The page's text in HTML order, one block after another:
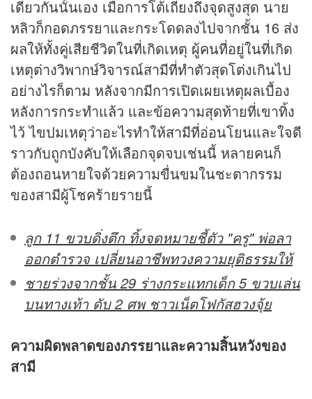
เดียวกันนั้นเอง เมื่อการโต้เถียงถึงจุดสูงสุด นาย
หลิวก็กอดภรรยาและกระโดดลงไปจากชั้น 16 ส่ง
ผลให้ทั้งคู่เสียชีวิตในที่เกิดเหตุ ผู้คนที่อยู่ในที่เกิด
เหตุต่างวิพากษ์วิจารณ์สามีที่ทำตัวสุดโต่งเกินไป
อย่างไรก็ตาม หลังจากมีการเปิดเผยเหตุผลเบื้อง
หลังการกระทำแล้ว และข้อความสุดท้ายที่เขาทิ้ง
ไว้ ไขปมเหตุว่าอะไรทำให้สามีที่อ่อนโยนและใจดี
ราวกับถูกบังคับให้เลือกจุดจบเช่นนี้ หลายคนก็
ต้องถอนหายใจด้วยความขื่นขมในชะตากรรม
ของสามีผู้โชคร้ายรายนี้
ลูก 11 ขวบดิ่งตึก ทิ้งจดหมายชี้ตัว "ครู" พ่อลา
ออกตำรวจ เปลี่ยนอาชีพทวงความยุติธรรมให้
ชายร่วงจากชั้น 29 ร่างกระแทกเด็ก 5 ขวบเล่น
บนทางเท้า ดับ 2 ศพ ชาวเน็ตโฟกัสฮวงจุ้ย
ความผิดพลาดของภรรยาและความสิ้นหวังของ
สามี